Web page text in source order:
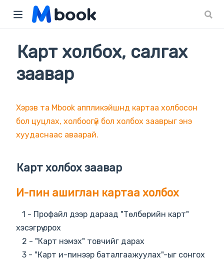
Карт холбох, салгах
заавар
Хэрэв та Mbook аппликэйшнд картаа холбосон
бол цуцлах, холбоогүй бол холбох зааврыг энэ
хуудаснаас аваарай.
Карт холбох заавар
И-пин ашиглан картаа холбох
1 - Профайл дээр дараад "Төлбөрийн карт"
хэсэгрүү орох
2 - "Карт нэмэх" товчийг дарах
3 - "Карт и-пинээр баталгаажуулах"-ыг сонгох